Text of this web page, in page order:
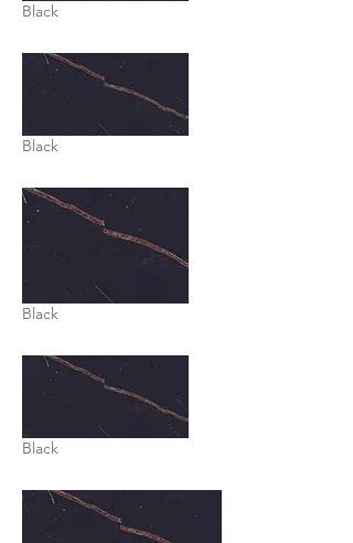
Black
Black
Black
Black